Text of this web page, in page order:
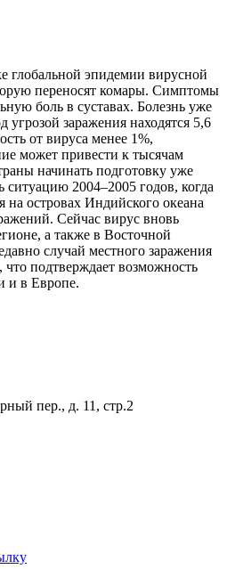
глобальной эпидемии вирусной
переносят комары. Симптомы
боль в суставах. Болезнь уже
угрозой заражения находятся 5,6
от вируса менее 1%,
может привести к тысячам
начинать подготовку уже
ситуацию 2004–2005 годов, когда
на островах Индийского океана
Сейчас вирус вновь
а также в Восточной
случай местного заражения
подтверждает возможность
и в Европе.
пер., д. 11, стр.2